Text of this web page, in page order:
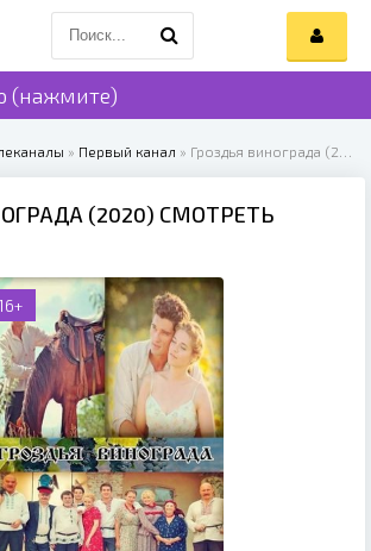
(нажмите)
» Первый канал » Гроздья винограда (2020)
(2020) СМОТРЕТЬ